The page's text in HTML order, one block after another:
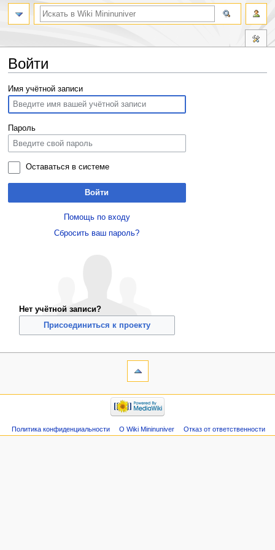
Войти
Перейти
навигации
Перейти
поиску
Имя учётной записи
Пароль
Оставаться в системе
Войти
Помощь по входу
Сбросить ваш пароль?
Нет учётной записи?
Присоединиться к проекту
Политика конфиденциальности О Wiki Mininuniver Отказ от ответственности